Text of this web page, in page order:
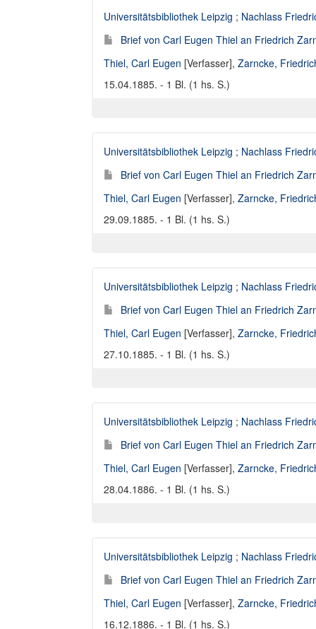
Universitätsbibliothek Leipzig ; Nachlass
Brief von Carl Eugen Thiel an Friedrich
Thiel, Carl Eugen [Verfasser], Zarncke,
15.04.1885. - 1 Bl. (1 hs. S.)
Universitätsbibliothek Leipzig ; Nachlass
Brief von Carl Eugen Thiel an Friedrich
Thiel, Carl Eugen [Verfasser], Zarncke,
29.09.1885. - 1 Bl. (1 hs. S.)
Universitätsbibliothek Leipzig ; Nachlass
Brief von Carl Eugen Thiel an Friedrich
Thiel, Carl Eugen [Verfasser], Zarncke,
27.10.1885. - 1 Bl. (1 hs. S.)
Universitätsbibliothek Leipzig ; Nachlass
Brief von Carl Eugen Thiel an Friedrich
Thiel, Carl Eugen [Verfasser], Zarncke,
28.04.1886. - 1 Bl. (1 hs. S.)
Universitätsbibliothek Leipzig ; Nachlass
Brief von Carl Eugen Thiel an Friedrich
Thiel, Carl Eugen [Verfasser], Zarncke,
16.12.1886. - 1 Bl. (1 hs. S.)